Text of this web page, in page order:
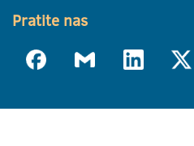
Pratite nas